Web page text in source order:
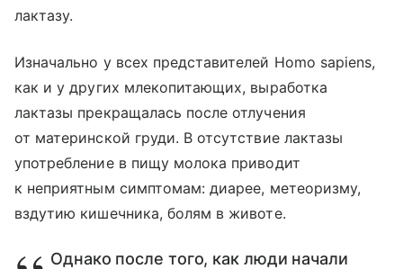
лактазу.
Изначально у всех представителей Homo sapiens,
как и у других млекопитающих, выработка
лактазы прекращалась после отлучения
от материнской груди. В отсутствие лактазы
употребление в пищу молока приводит
к неприятным симптомам: диарее, метеоризму,
вздутию кишечника, болям в животе.
Однако после того, как люди начали